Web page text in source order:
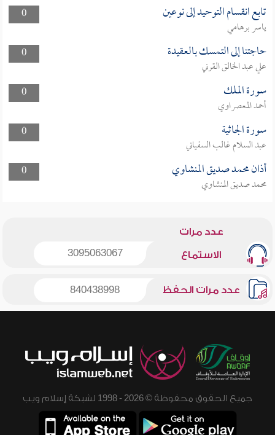
0 تابع انقسام التوحيد إلى نوعين
ياسر برهامي
0
حاجتنا إلى التمسك بالعقيدة
علي عبد الخالق القرني
0
سورة الملك
أحمد المعصراوي
0
سورة الجاثية
عبد السلام غالب السفياني
0
أذان محمد صديق المنشاوي
محمد صديق المنشاوي
عدد مرات
الاستماع 3095063067
عدد مرات الحفظ 840438998
جميع الحقوق محفوظة © 2026 - 1998 لشبكة إسلام ويب